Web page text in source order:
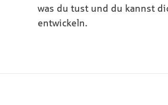
was du tust und du kannst
entwickeln.